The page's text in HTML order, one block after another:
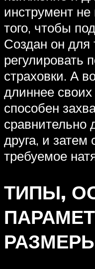
инструмент
того, чтобы
Создан он для
регулировать
страховки. А
длиннее
способен
сравнительно
друга, и затем
требуемое
ТИПЫ,